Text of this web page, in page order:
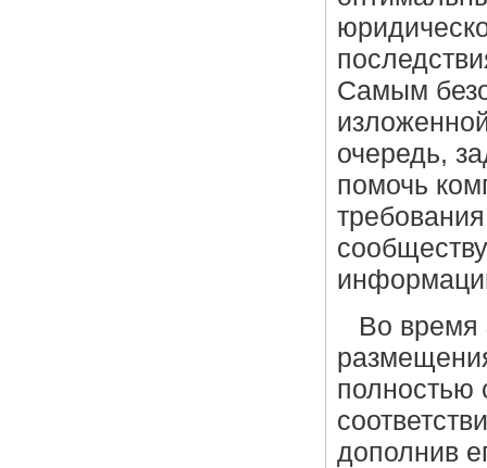
Самым
очередь,
помочь
Во время
полностью
дополнив